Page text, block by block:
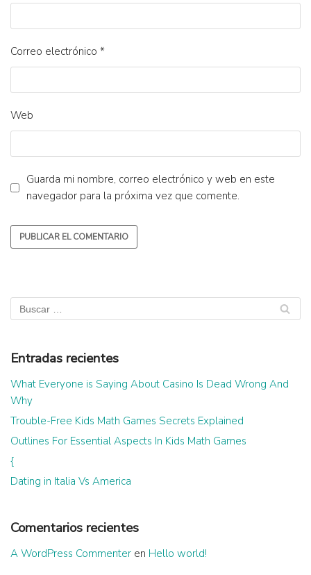
Correo electrónico *
Web
Guarda mi nombre, correo electrónico y web en este
navegador para la próxima vez que comente.
Entradas recientes
What Everyone is Saying About Casino Is Dead Wrong And
Why
Trouble-Free Kids Math Games Secrets Explained
Outlines For Essential Aspects In Kids Math Games
{
Dating in Italia Vs America
Comentarios recientes
A WordPress Commenter en Hello world!